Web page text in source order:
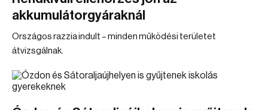
akkumulátorgyáraknál
Országos razzia indult – minden működési területet
átvizsgálnak.